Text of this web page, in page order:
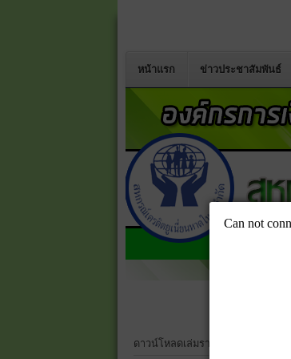
หน้าแรก ข่าวประชาสัมพันธ์
ดาวน์โหลดเล่มรายงานประจำปี 2568